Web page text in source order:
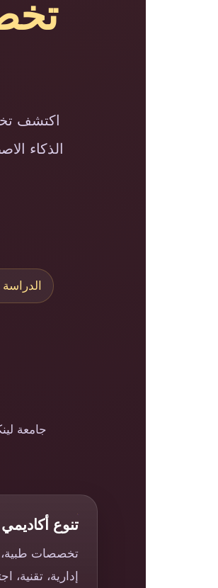
اكتشف
الذكاء
جامعة
تنوع
تخصصات طبية،
إدارية، تقنية،